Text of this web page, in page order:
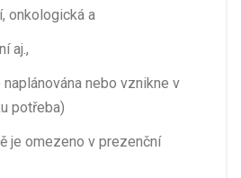
onkologická a
aj.,
nebo vznikne v
potřeba)
je omezeno v prezenční